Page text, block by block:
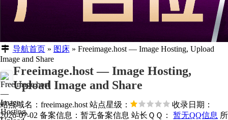
导航首页» 图床» Freeimage.host — Image Hosting, Upload
Image and Share
Freeimage.host — Image Hosting,
Upload Image and Share
站点域名：freeimage.host 站点星级：
收录日期：
2026-07-02 备案信息： 暂无备案信息 站长ＱＱ： 暂无QQ信息 所